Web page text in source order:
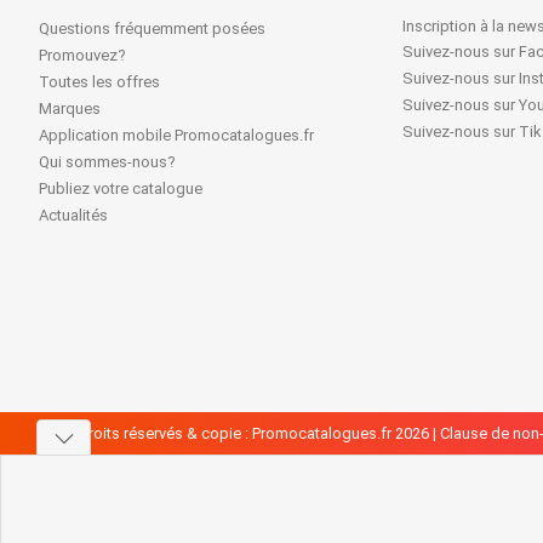
Questions fréquemment posées
Promouvez?
Toutes les offres
Marques
Application mobile Promocatalogues.fr
Qui sommes-nous?
Publiez votre catalogue
Actualités
Inscription à la
Suivez-nous sur
Suivez-nous sur
Suivez-nous sur
Suivez-nous sur
Tous droits réservés & copie : Promocatalogues.fr 2026 | Clause de